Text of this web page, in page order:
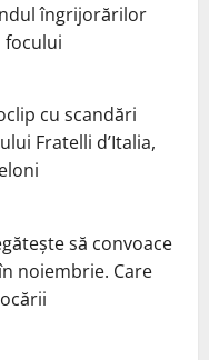
îngrijorărilor
focului
cu scandări
Fratelli d’Italia,
să convoace
noiembrie. Care